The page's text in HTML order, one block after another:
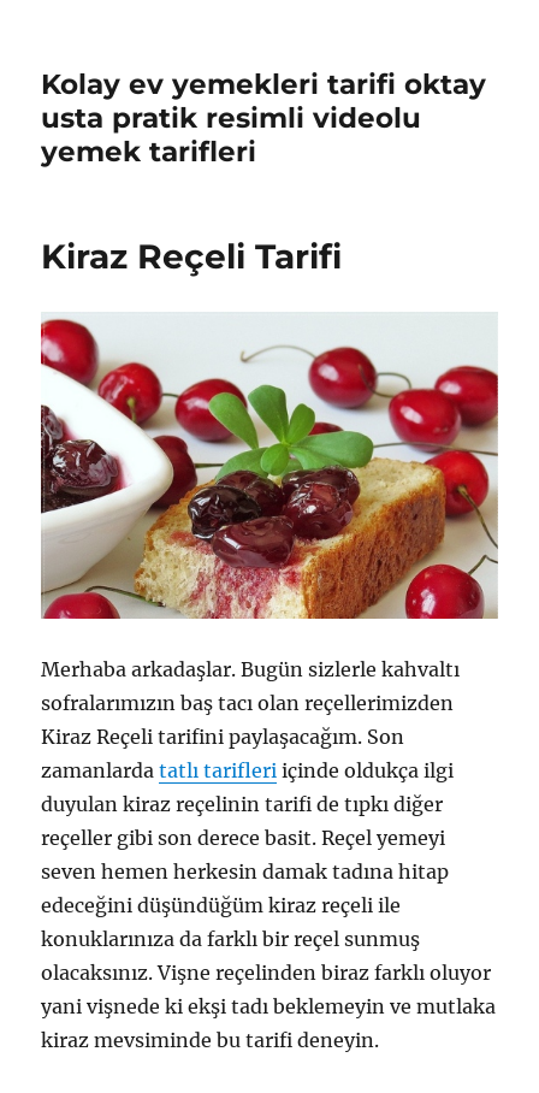
Kolay ev yemekleri tarifi oktay
usta pratik resimli videolu
yemek tarifleri
Kiraz Reçeli Tarifi
Merhaba arkadaşlar. Bugün sizlerle kahvaltı
sofralarımızın baş tacı olan reçellerimizden
Kiraz Reçeli tarifini paylaşacağım. Son
zamanlardatatlı tarifleri içinde oldukça ilgi
duyulan kiraz reçelinin tarifi de tıpkı diğer
reçeller gibi son derece basit. Reçel yemeyi
seven hemen herkesin damak tadına hitap
edeceğini düşündüğüm kiraz reçeli ile
konuklarınıza da farklı bir reçel sunmuş
olacaksınız. Vişne reçelinden biraz farklı oluyor
yani vişnede ki ekşi tadı beklemeyin ve mutlaka
kiraz mevsiminde bu tarifi deneyin.